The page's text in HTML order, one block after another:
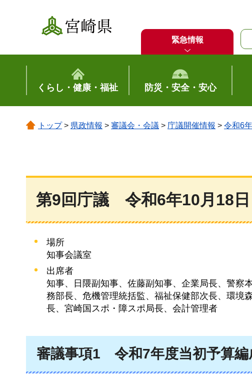
宮崎県
緊急情報
くらし・健康・福祉 防災・安全・安心
トップ> 県政情報 > 審議会・会議 > 庁議開催情報 > 令和6年
第9回庁議 令和6年10月18日
場所
知事会議室
出席者
知事、日隈副知事、佐藤副知事、企業局長、警察
務部長、危機管理統括監、福祉保健部次長、環境
長、宮崎国スポ・障スポ局長、会計管理者
審議事項1 令和7年度当初予算